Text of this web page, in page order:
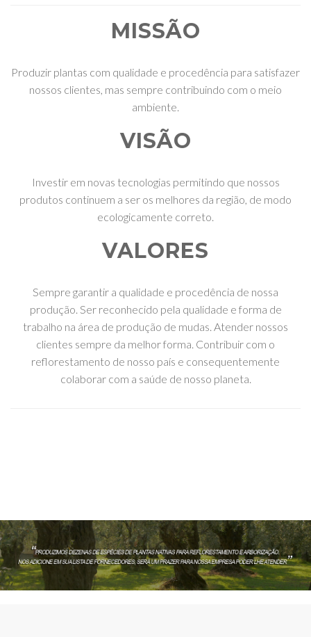
MISSÃO
Produzir plantas com qualidade e procedência para satisfazer
nossos clientes, mas sempre contribuindo com o meio
ambiente.
VISÃO
Investir em novas tecnologias permitindo que nossos
produtos continuem a ser os melhores da região, de modo
ecologicamente correto.
VALORES
Sempre garantir a qualidade e procedência de nossa
produção. Ser reconhecido pela qualidade e forma de
trabalho na área de produção de mudas. Atender nossos
clientes sempre da melhor forma. Contribuir com o
reflorestamento de nosso país e consequentemente
colaborar com a saúde de nosso planeta.